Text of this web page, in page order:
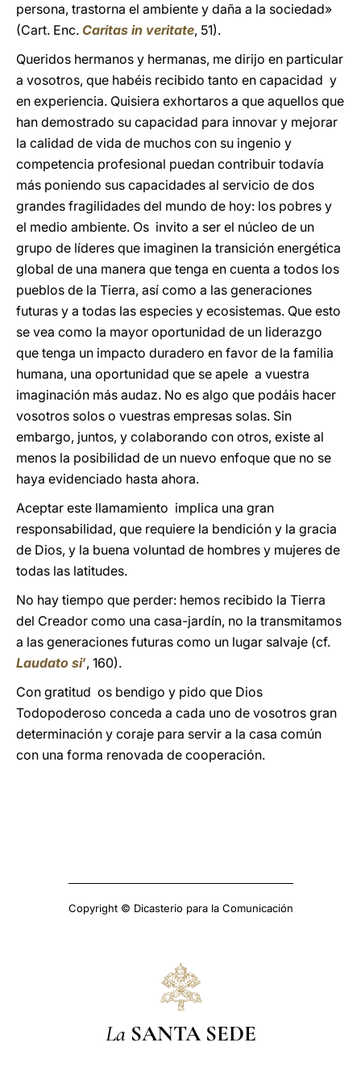
persona, trastorna el ambiente y daña a la sociedad»
(Cart. Enc. Caritas in veritate, 51).
Queridos hermanos y hermanas, me dirijo en particular
a vosotros, que habéis recibido tanto en capacidad y
en experiencia. Quisiera exhortaros a que aquellos que
han demostrado su capacidad para innovar y mejorar
la calidad de vida de muchos con su ingenio y
competencia profesional puedan contribuir todavía
más poniendo sus capacidades al servicio de dos
grandes fragilidades del mundo de hoy: los pobres y
el medio ambiente. Os invito a ser el núcleo de un
grupo de líderes que imaginen la transición energética
global de una manera que tenga en cuenta a todos los
pueblos de la Tierra, así como a las generaciones
futuras y a todas las especies y ecosistemas. Que esto
se vea como la mayor oportunidad de un liderazgo
que tenga un impacto duradero en favor de la familia
humana, una oportunidad que se apele a vuestra
imaginación más audaz. No es algo que podáis hacer
vosotros solos o vuestras empresas solas. Sin
embargo, juntos, y colaborando con otros, existe al
menos la posibilidad de un nuevo enfoque que no se
haya evidenciado hasta ahora.
Aceptar este llamamiento implica una gran
responsabilidad, que requiere la bendición y la gracia
de Dios, y la buena voluntad de hombres y mujeres de
todas las latitudes.
No hay tiempo que perder: hemos recibido la Tierra
del Creador como una casa-jardín, no la transmitamos
a las generaciones futuras como un lugar salvaje (cf.
Laudato si’, 160).
Con gratitud os bendigo y pido que Dios
Todopoderoso conceda a cada uno de vosotros gran
determinación y coraje para servir a la casa común
con una forma renovada de cooperación.
Copyright © Dicasterio para la Comunicación
La SANTA SEDE